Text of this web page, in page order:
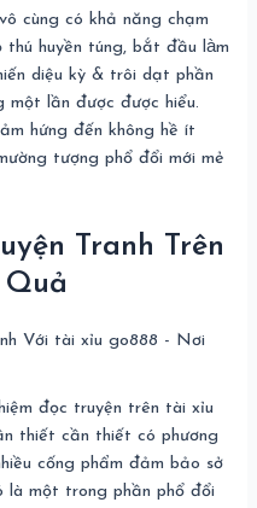
cùng có khả năng chạm
thú huyền túng, bắt đầu làm
diệu kỳ & trôi dạt phần
một lần được được hiểu.
hứng đến không hề ít
tượng phổ đổi mới mẻ
Tranh Trên
đọc truyện trên tài xỉu
thiết cần thiết có phương
cống phẩm đảm bảo sở
là một trong phần phổ đổi